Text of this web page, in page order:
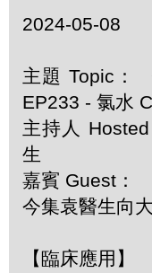
2024-05-08
主題 Topic：
EP233 - 氯水
主持人
生
嘉賓 Guest：
今集袁醫生向
【臨床應用】